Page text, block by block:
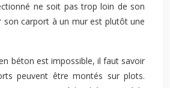
ne soit pas trop loin de son
son carport à un mur est plutôt une
béton est impossible, il faut savoir
peuvent être montés sur plots.